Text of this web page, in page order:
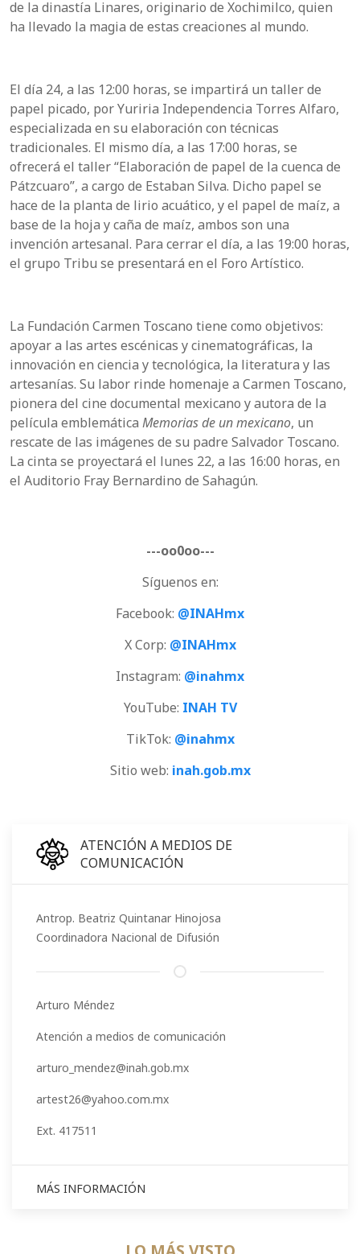
de la dinastía Linares, originario de Xochimilco, quien
ha llevado la magia de estas creaciones al mundo.
El día 24, a las 12:00 horas, se impartirá un taller de
papel picado, por Yuriria Independencia Torres Alfaro,
especializada en su elaboración con técnicas
tradicionales. El mismo día, a las 17:00 horas, se
ofrecerá el taller “Elaboración de papel de la cuenca de
Pátzcuaro”, a cargo de Estaban Silva. Dicho papel se
hace de la planta de lirio acuático, y el papel de maíz, a
base de la hoja y caña de maíz, ambos son una
invención artesanal. Para cerrar el día, a las 19:00 horas,
el grupo Tribu se presentará en el Foro Artístico.
La Fundación Carmen Toscano tiene como objetivos:
apoyar a las artes escénicas y cinematográficas, la
innovación en ciencia y tecnológica, la literatura y las
artesanías. Su labor rinde homenaje a Carmen Toscano,
pionera del cine documental mexicano y autora de la
película emblemática Memorias de un mexicano, un
rescate de las imágenes de su padre Salvador Toscano.
La cinta se proyectará el lunes 22, a las 16:00 horas, en
el Auditorio Fray Bernardino de Sahagún.
---oo0oo---
Síguenos en:
Facebook: @INAHmx
X Corp: @INAHmx
Instagram: @inahmx
YouTube: INAH TV
TikTok: @inahmx
Sitio web: inah.gob.mx
ATENCIÓN A MEDIOS DE
COMUNICACIÓN
Antrop. Beatriz Quintanar Hinojosa
Coordinadora Nacional de Difusión
Arturo Méndez
Atención a medios de comunicación
arturo_mendez@inah.gob.mx
artest26@yahoo.com.mx
Ext. 417511
MÁS INFORMACIÓN